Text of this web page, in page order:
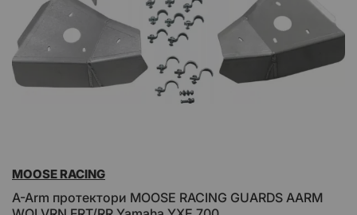
към
на
A-Arm протектори MOOSE RACING GUARDS AARM
MOOSE RACING